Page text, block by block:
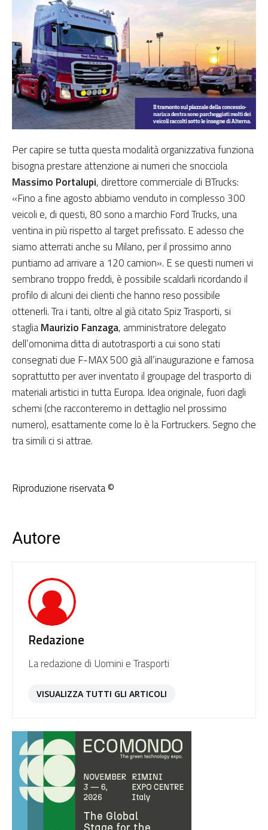
Per capire se tutta questa modalità organizzativa funziona
bisogna prestare attenzione ai numeri che snocciola
Massimo Portalupi, direttore commerciale di BTrucks:
«Fino a fine agosto abbiamo venduto in complesso 300
veicoli e, di questi, 80 sono a marchio Ford Trucks, una
ventina in più rispetto al target prefissato. E adesso che
siamo atterrati anche su Milano, per il prossimo anno
puntiamo ad arrivare a 120 camion». E se questi numeri vi
sembrano troppo freddi, è possibile scaldarli ricordando il
profilo di alcuni dei clienti che hanno reso possibile
ottenerli. Tra i tanti, oltre al già citato Spiz Trasporti, si
stagliaMaurizio Fanzaga, amministratore delegato
dell’omonima ditta di autotrasporti a cui sono stati
consegnati due F-MAX 500 già all’inaugurazione e famosa
soprattutto per aver inventato il groupage del trasporto di
materiali artistici in tutta Europa. Idea originale, fuori dagli
schemi (che racconteremo in dettaglio nel prossimo
numero), esattamente come lo è la Fortruckers. Segno che
tra simili ci si attrae.
Riproduzione riservata ©
Autore
Redazione
La redazione di Uomini e Trasporti
VISUALIZZA TUTTI GLI ARTICOLI